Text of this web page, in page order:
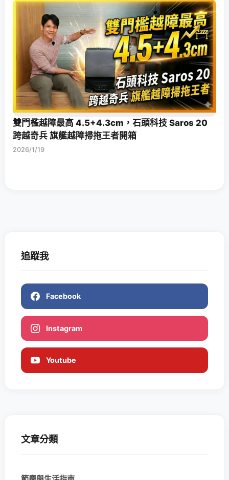
雙門檻越障最高 4.5+4.3cm，石頭科技 Saros 20
跨越奇兵 旗艦越障掃拖王者開箱
2026/1/19
追蹤我
Facebook
Instagram
Youtube
文章分類